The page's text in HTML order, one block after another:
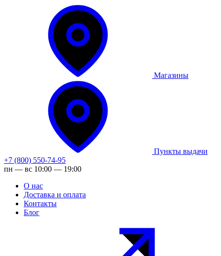
Магазины
Пункты выдачи
+7 (800) 550-74-95
пн — вс 10:00 — 19:00
О нас
Доставка и оплата
Контакты
Блог